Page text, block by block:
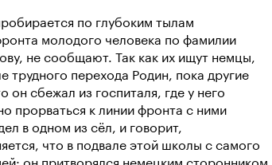
по глубоким тылам
молодого человека по фамилии
не сообщают. Так как их ищут немцы,
трудного перехода Родин, пока другие
сбежал из госпиталя, где у него
прорваться к линии фронта с ними
в одном из сёл, и говорит,
что в подвале этой школы с самого
он притворялся немецким сторонником,